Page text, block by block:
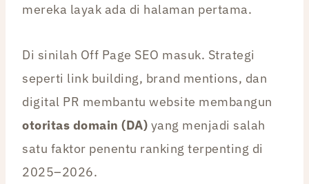
mereka layak ada di halaman pertama.
Di sinilah Off Page SEO masuk. Strategi
seperti link building, brand mentions, dan
digital PR membantu website membangun
otoritas domain (DA) yang menjadi salah
satu faktor penentu ranking terpenting di
2025–2026.